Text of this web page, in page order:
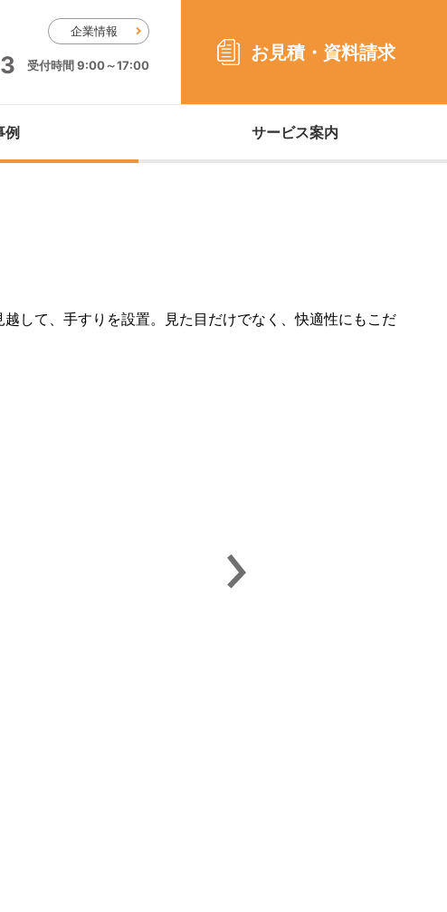
企業情報
受付時間 9:00～17:00
お見積・ 資料請求
例 サービス案内
して、手すりを設置。見た目だけでなく、快適性にもこだ